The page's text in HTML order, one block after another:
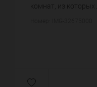
комнат, из которых